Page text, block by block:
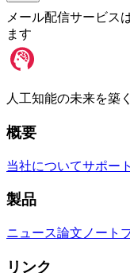
メール配信サービス
ます
人工知能の未来を築く
概要
当社についてサポート
製品
ニュース論文 ノート
リンク